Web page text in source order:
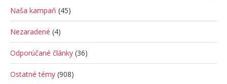
Naša kampaň (45)
Nezaradené (4)
Odporúčané články (36)
Ostatné témy (908)